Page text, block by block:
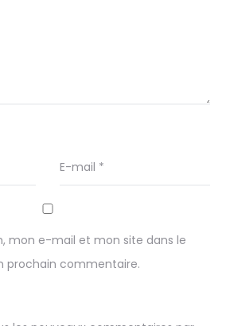
E-mail *
mon e-mail et mon site dans le
prochain commentaire.